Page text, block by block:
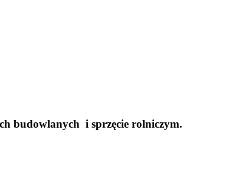
budowlanych i sprzęcie rolniczym.